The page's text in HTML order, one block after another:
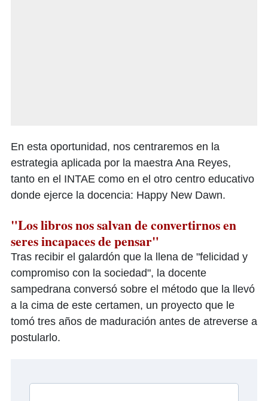
En esta oportunidad, nos centraremos en la
estrategia aplicada por la maestra Ana Reyes,
tanto en el INTAE como en el otro centro educativo
donde ejerce la docencia: Happy New Dawn.
"Los libros nos salvan de convertirnos en
seres incapaces de pensar"
Tras recibir el galardón que la llena de "felicidad y
compromiso con la sociedad", la docente
sampedrana conversó sobre el método que la llevó
a la cima de este certamen, un proyecto que le
tomó tres años de maduración antes de atreverse a
postularlo.